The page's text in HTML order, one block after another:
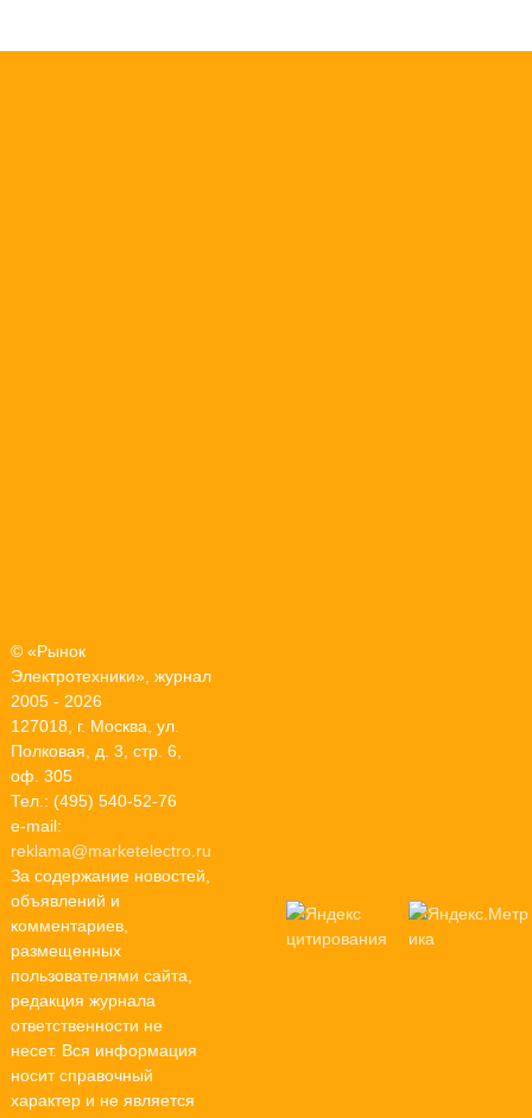
© «Рынок
Электротехники», журнал
2005 - 2026
127018, г. Москва, ул.
Полковая, д. 3, стр. 6,
оф. 305
Тел.: (495) 540-52-76
e-mail:
reklama@marketelectro.ru
За содержание новостей,
объявлений и
комментариев,
размещенных
пользователями сайта,
редакция журнала
ответственности не
несет. Вся информация
носит справочный
характер и не является